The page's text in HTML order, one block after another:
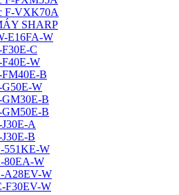
F-VXK70A
SHARP
E16FA-W
F30E-C
F40E-W
FM40E-B
G50E-W
GM30E-B
GM50E-B
J30E-A
J30E-B
551KE-W
80EA-W
A28EV-W
F30EV-W